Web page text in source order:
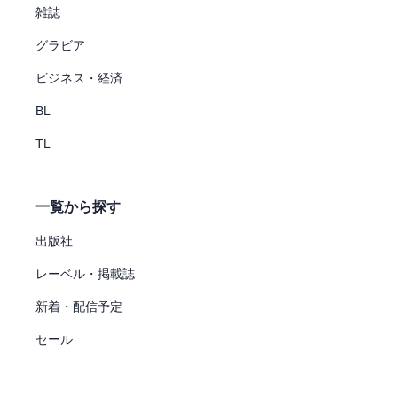
雑誌
グラビア
ビジネス・経済
BL
TL
一覧から探す
出版社
レーベル・掲載誌
新着・配信予定
セール